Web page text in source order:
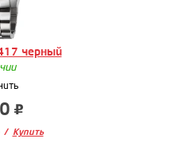
черный
Купить